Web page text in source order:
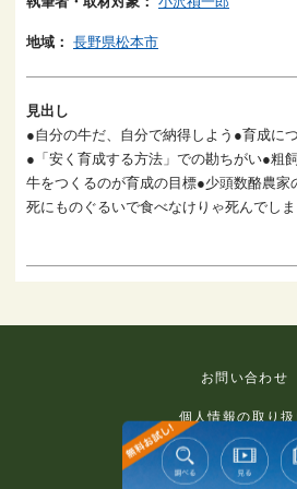
地域： 長野県松本市
見出し
●自分の牛だ、自分で納得しよう●育成に
●「安く育成する方法」での勘ちがい●粗
牛をつくるのが育成の目標●少頭数酪農家
死にものぐるいで食べなけりゃ死んでし
お問い合わせ
個人情報の取り
免責事項